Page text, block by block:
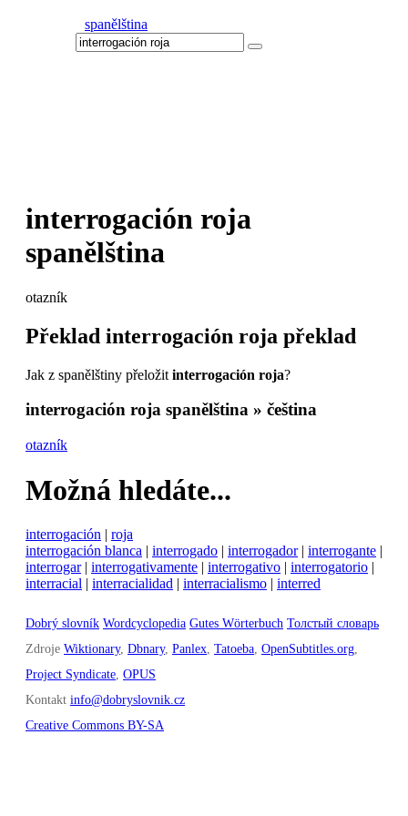
spanělština
interrogación roja
spanělština
otazník
Překlad interrogación roja překlad
Jak z spanělštiny přeložit interrogación roja?
interrogación roja spanělština » čeština
otazník
Možná hledáte...
interrogación | roja
interrogación blanca | interrogado | interrogador | interrogante |
interrogar | interrogativamente | interrogativo | interrogatorio |
interracial | interracialidad | interracialismo | interred
Dobrý slovník Wordcyclopedia Gutes Wörterbuch Толстый словарь
Zdroje Wiktionary, Dbnary, Panlex Tatoeba OpenSubtitles.org
Project Syndicate OPUS
Kontakt info@dobryslovnik.cz
Creative Commons BY-SA